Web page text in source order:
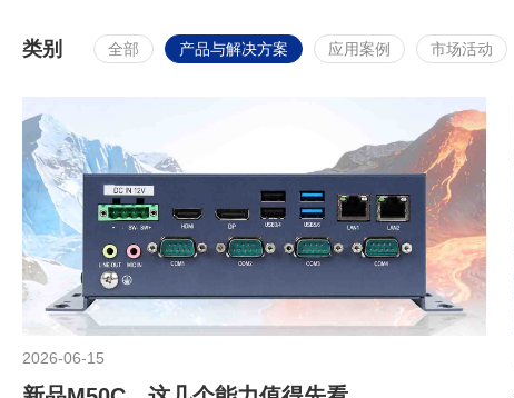
类别 全部 产品与解决方案 应用案例 市场活动
2026-06-15